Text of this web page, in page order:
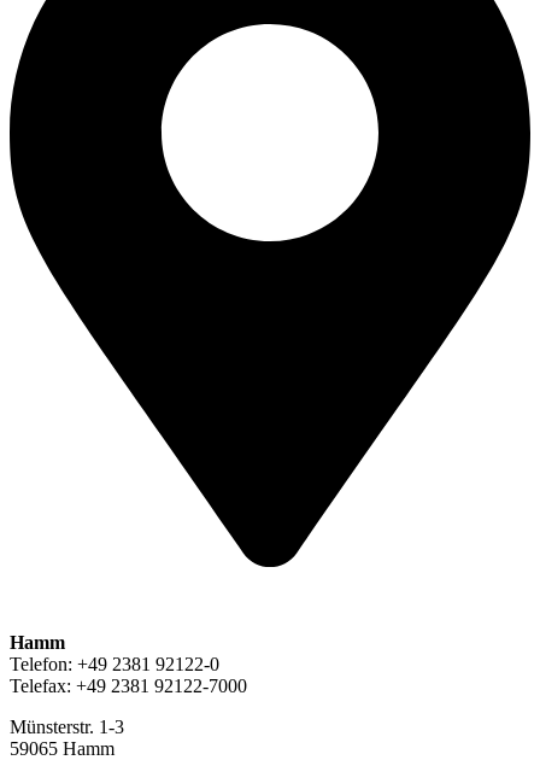
Hamm
Telefon: +49 2381 92122-0
Telefax: +49 2381 92122-7000
Münsterstr. 1-3
59065 Hamm